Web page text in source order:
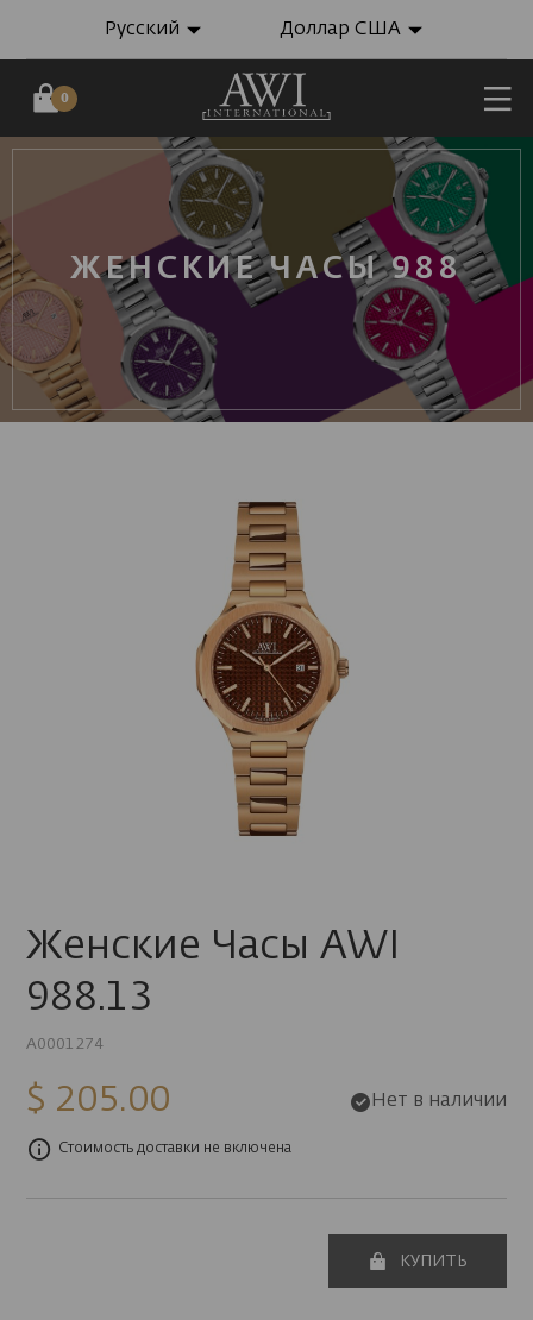
Русский Доллар США
0
ЖЕНСКИЕ ЧАСЫ 988
Женские Часы AWI
988.13
A0001274
$ 205.00 Нет в наличии
Стоимость доставки не включена
КУПИТЬ